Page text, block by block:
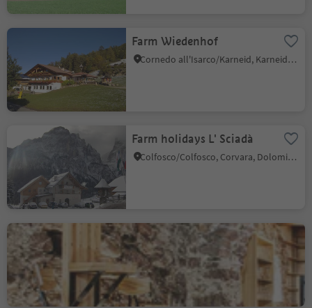
Farm Wiedenhof
Cornedo all'Isarco/Karneid, Karneid/Cornedo all'Isarco, Dolomites Region Eggental
Farm holidays L' Sciadà
Colfosco/Colfosco, Corvara, Dolomites Region Alta Badia
Campedèl-Hof